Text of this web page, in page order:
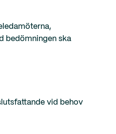
bedömningen ska
vid behov